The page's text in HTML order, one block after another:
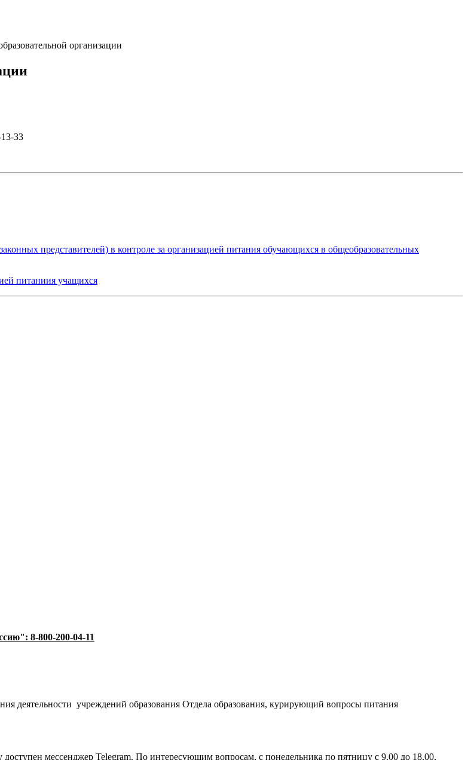
организации
33
представителей) в контроле за организацией питания обучающихся в общеобразовательных
питаниия учащихся
8-800-200-04-11
деятельности учреждений образования Отдела образования, курирующий вопросы питания
мессенджер Telegram. По интересующим вопросам, с понедельника по пятницу с 9.00 до 18.00,